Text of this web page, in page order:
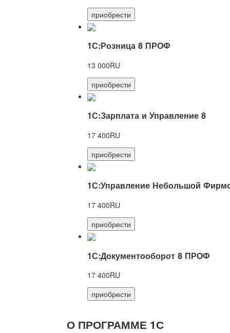
приобрести
1С:Розница 8 ПРОФ
13 000RU
приобрести
1С:Зарплата и Управление 8
17 400RU
приобрести
1С:Управление Небольшой
17 400RU
приобрести
1С:Документооборот 8 ПРОФ
17 400RU
приобрести
О ПРОГРАММЕ 1С